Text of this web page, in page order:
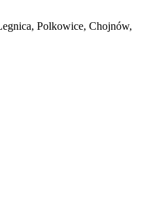
Polkowice, Chojnów,